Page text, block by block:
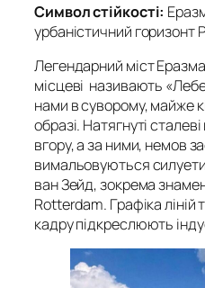
Символ стійкості:
урбаністичний горизонт
Легендарний міст
місцеві називають
нами в суворому, майже
образі. Натягнуті
вгору, а за ними, немов
вимальовуються
ван Зейд, зокрема
Rotterdam. Графіка
кадру підкреслюють